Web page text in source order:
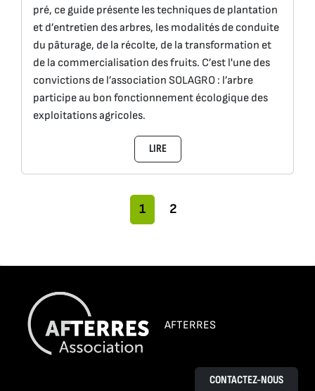
pré, ce guide présente les techniques de plantation
et d’entretien des arbres, les modalités de conduite
du pâturage, de la récolte, de la transformation et
de la commercialisation des fruits. C’est l'une des
convictions de l’association SOLAGRO : l’arbre
participe au bon fonctionnement écologique des
exploitations agricoles.
LIRE
Navigation dans la page
Page actuelle
1 Pages
2
AFTERRES
CONTACTEZ-NOUS